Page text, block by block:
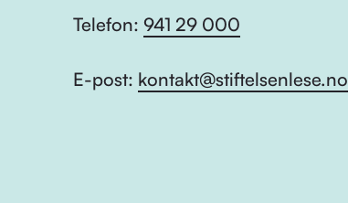
Telefon: 941 29 000
E-post: kontakt@stiftelsenlese.no